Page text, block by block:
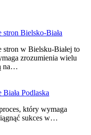
Bielsko-Biała
stron w Bielsku-Białej to
zrozumienia wielu
na…
Podlaska
który wymaga
sukces w…